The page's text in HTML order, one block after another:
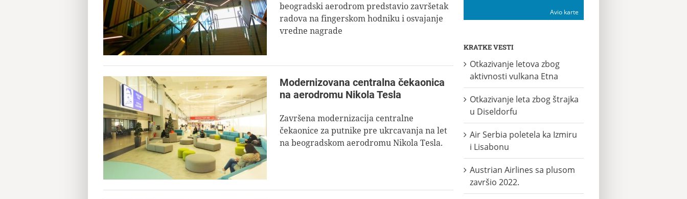
beogradski aerodrom predstavio završetak
radova na fingerskom hodniku i osvajanje
vredne nagrade
Modernizovana centralna čekaonica
na aerodromu Nikola Tesla
Završena modernizacija centralne
čekaonice za putnike pre ukrcavanja na let
na beogradskom aerodromu Nikola Tesla.
Avio karte
KRATKE VESTI
Otkazivanje letova zbog
aktivnosti vulkana Etna
Otkazivanje leta zbog štrajka
u Diseldorfu
Air Serbia poletela ka Izmiru
i Lisabonu
Austrian Airlines sa plusom
završio 2022.